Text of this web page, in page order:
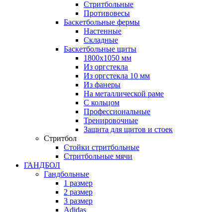
Стритбольные
Противовесы
Баскетбольные фермы
Настенные
Складные
Баскетбольные щиты
1800х1050 мм
Из оргстекла
Из оргстекла 10 мм
Из фанеры
На металлической раме
С кольцом
Профессиональные
Тренировочные
Защита для щитов и стоек
Стритбол
Стойки стритбольные
Стритбольные мячи
ГАНДБОЛ
Гандбольные
1 размер
2 размер
3 размер
Adidas